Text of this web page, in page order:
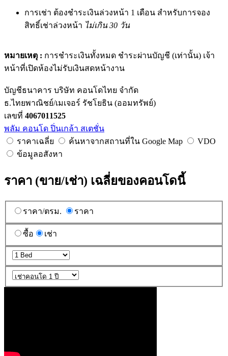
การเช่า ต้องชำระเงินล่วงหน้า 1 เดือน สำหรับการจอง
สิทธิ์เช่าล่วงหน้า ไม่เกิน 30 วัน
หมายเหตุ : การชำระเงินทั้งหมด ชำระผ่านบัญชี (เท่านั้น) เจ้า
หน้าที่เปิดห้องไม่รับเงินสดหน้างาน
บัญชีธนาคาร บริษัท คอนโดไทย จำกัด
ธ.ไทยพาณิชย์/เมเจอร์ รัชโยธิน (ออมทรัพย์)
เลขที่ 4067011525
พลัม คอนโด ปิ่นเกล้า สเตชั่น
ราคาเฉลี่ย
ค้นหาจากสถานที่ใน Google Map
VDO
ข้อมูลอสังหา
ราคา (ขาย/เช่า) เฉลี่ยของคอนโดนี้
ราคา/ตรม. ราคา
ซื้อ เช่า